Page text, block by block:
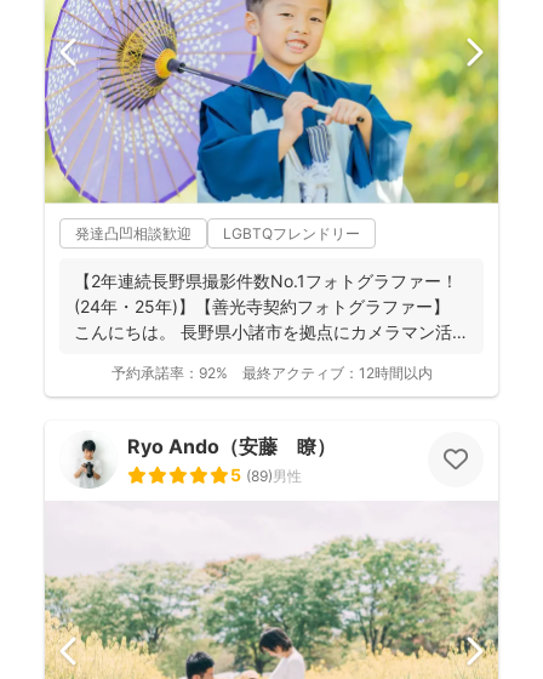
発達凸凹相談歓迎 LGBTQフレンドリー
【2年連続長野県撮影件数No.1フォトグラファー！
(24年・25年)】【善光寺契約フォトグラファー】
こんにちは。 長野県小諸市を拠点にカメラマン活
予約承諾率： 92% 最終アクティブ： 12時間以内
Ryo Ando（安藤 瞭）
5 (89)男性